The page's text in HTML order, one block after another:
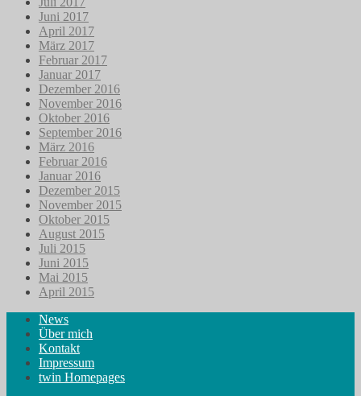
Juni 2017
April 2017
März 2017
Februar 2017
Januar 2017
Dezember 2016
November 2016
Oktober 2016
September 2016
März 2016
Februar 2016
Januar 2016
Dezember 2015
November 2015
Oktober 2015
August 2015
Juli 2015
Juni 2015
Mai 2015
April 2015
News
Über mich
Kontakt
Impressum
twin Homepages